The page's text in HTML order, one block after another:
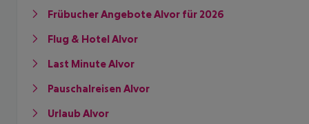
Frübucher Angebote Alvor für 2026
Flug & Hotel Alvor
Last Minute Alvor
Pauschalreisen Alvor
Urlaub Alvor